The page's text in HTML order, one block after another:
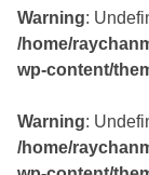
Warning:
/home/
wp-content/
Warning:
/home/